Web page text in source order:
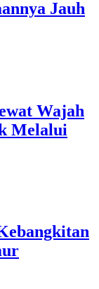
Jauh
Wajah
Melalui